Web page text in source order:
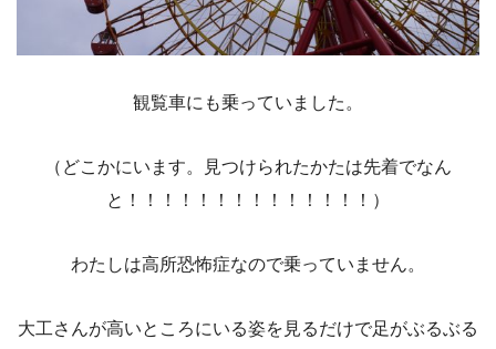
観覧車にも乗っていました。
（どこかにいます。見つけられたかたは先着でなん
と！！！！！！！！！！！！！！）
わたしは高所恐怖症なので乗っていません。
大工さんが高いところにいる姿を見るだけで足がぶるぶる